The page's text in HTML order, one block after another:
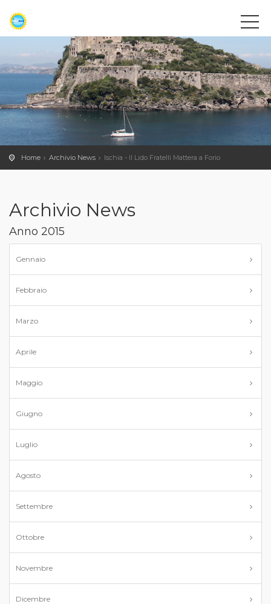
Home Archivio News Ischia - Il Lido Fratelli Mattera a Forio
Archivio News
Anno 2015
Gennaio
Febbraio
Marzo
Aprile
Maggio
Giugno
Luglio
Agosto
Settembre
Ottobre
Novembre
Dicembre